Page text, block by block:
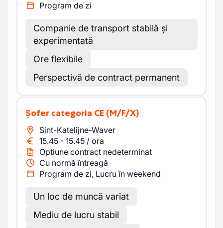
Program de zi
Companie de transport stabilă și
experimentată
Ore flexibile
Perspectivă de contract permanent
Șofer categoria CE (M/F/X)
Sint-Katelijne-Waver
15.45 - 15.45 / ora
Optiune contract nedeterminat
Cu normă întreagă
Program de zi, Lucru în weekend
Un loc de muncă variat
Mediu de lucru stabil